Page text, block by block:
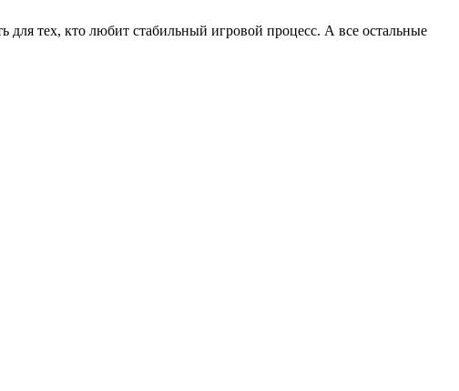
для тех, кто любит стабильный игровой процесс. А все остальные